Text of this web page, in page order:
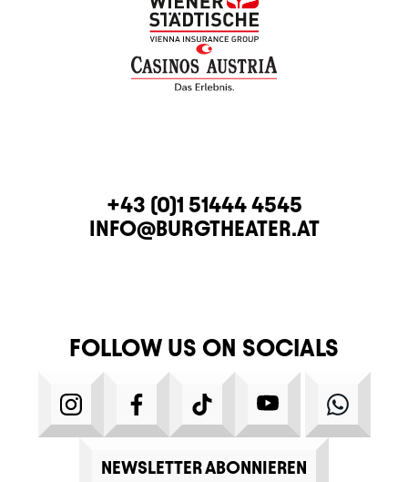
CONTACTTELEPHONE
+43 (0)1 51444 4545
E-MAIL
INFO@BURGTHEATER.AT
FOLLOW US ON SOCIALS
INSTAGRAMFACEBOOKTIKTOK YOUTUBE
NEWSLETTER ABONNIEREN